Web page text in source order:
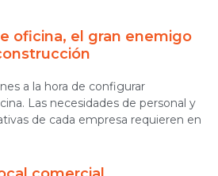
oficina, el gran enemigo
a la hora de configurar
Las necesidades de personal y
de cada empresa requieren en